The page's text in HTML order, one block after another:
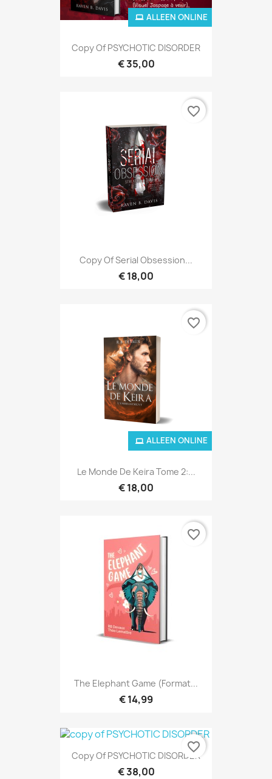
Copy Of PSYCHOTIC DISORDER
€ 35,00
ALLEEN ONLINE
Copy Of Serial Obsession...
€ 18,00
favorite_border
Le Monde De Keira Tome 2:...
€ 18,00
ALLEEN ONLINE
favorite_border
The Elephant Game (format...
€ 14,99
favorite_border
Copy Of PSYCHOTIC DISORDER
€ 38,00
favorite_border